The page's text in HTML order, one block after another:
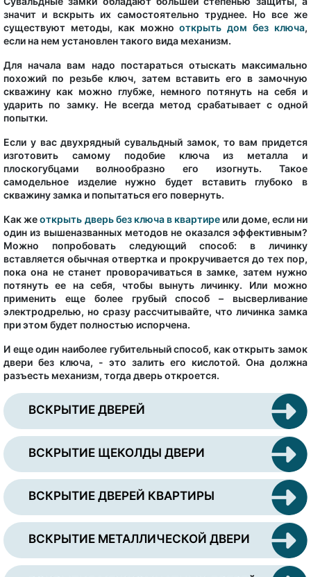
значит и вскрыть их самостоятельно труднее. Но все же
существуют методы, как можнооткрыть дом без ключа,
если на нем установлен такого вида механизм.
Для начала вам надо постараться отыскать максимально
похожий по резьбе ключ, затем вставить его в замочную
скважину как можно глубже, немного потянуть на себя и
ударить по замку. Не всегда метод срабатывает с одной
попытки.
Если у вас двухрядный сувальдный замок, то вам придется
изготовить самому подобие ключа из металла и
плоскогубцами волнообразно его изогнуть. Такое
самодельное изделие нужно будет вставить глубоко в
скважину замка и попытаться его повернуть.
Как жеоткрыть дверь без ключа в квартире или доме, если ни
один из вышеназванных методов не оказался эффективным?
Можно попробовать следующий способ: в личинку
вставляется обычная отвертка и прокручивается до тех пор,
пока она не станет проворачиваться в замке, затем нужно
потянуть ее на себя, чтобы вынуть личинку. Или можно
применить еще более грубый способ – высверливание
электродрелью, но сразу рассчитывайте, что личинка замка
при этом будет полностью испорчена.
И еще один наиболее губительный способ, как открыть замок
двери без ключа, - это залить его кислотой. Она должна
разъесть механизм, тогда дверь откроется.
ВСКРЫТИЕ ДВЕРЕЙ
ВСКРЫТИЕ ЩЕКОЛДЫ ДВЕРИ
ВСКРЫТИЕ ДВЕРЕЙ КВАРТИРЫ
ВСКРЫТИЕ МЕТАЛЛИЧЕСКОЙ ДВЕРИ